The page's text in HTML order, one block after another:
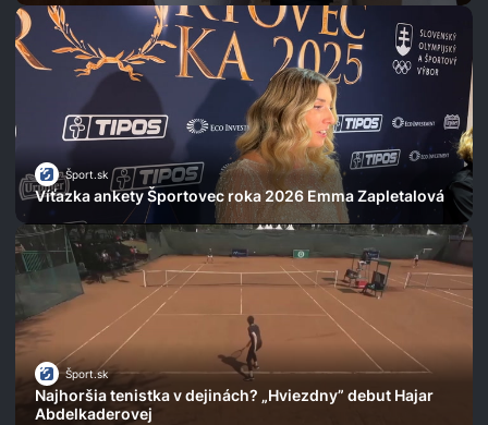
Šport.sk
Víťazka ankety Športovec roka 2026 Emma Zapletalová
Šport.sk
Najhoršia tenistka v dejinách? „Hviezdny” debut Hajar
Abdelkaderovej